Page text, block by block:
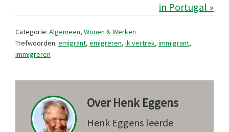
in Portugal »
Categorie: Algemeen, Wonen & Werken
Trefwoorden: emigrant, emigreren, ik vertrek, immigrant,
immigreren
OverHenk Eggens
Henk Eggens leerde